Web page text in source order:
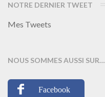
NOTRE DERNIER TWEET
Mes Tweets
NOUS SOMMES AUSSI SUR…
Facebook